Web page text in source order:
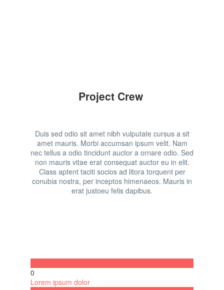
Project Crew
Duis sed odio sit amet nibh vulputate cursus a sit
amet mauris. Morbi accumsan ipsum velit. Nam
nec tellus a odio tincidunt auctor a ornare odio. Sed
non mauris vitae erat consequat auctor eu in elit.
Class aptent taciti socios ad litora torquent per
conubia nostra, per inceptos himenaeos. Mauris in
erat justoeu felis dapibus.
0
Lorem ipsum dolor